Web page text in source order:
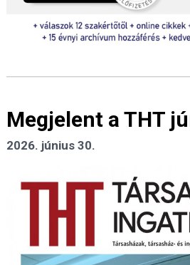
Megjelent a THT
2026. június 30.